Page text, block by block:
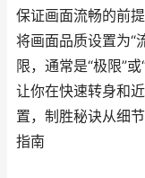
保证画面流畅的前
将画面品质设置为“
限，通常是“极限”
让你在快速转身和
置，制胜秘诀从细
指南